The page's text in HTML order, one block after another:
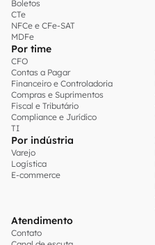
Boletos
CTe
NFCe e CFe-SAT
MDFe
Por time
CFO
Contas a Pagar
Financeiro e Controladoria
Compras e Suprimentos
Fiscal e Tributário
Compliance e Jurídico
TI
Por indústria
Varejo
Logística
E-commerce
Atendimento
Contato